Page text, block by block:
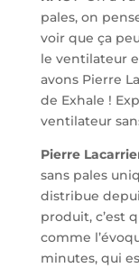
pales, on
voir que ça
le ventilateur
avons Pierre
de Exhale !
ventilateur
Pierre
sans pales
distribue
produit, c’est
comme
minutes, qui